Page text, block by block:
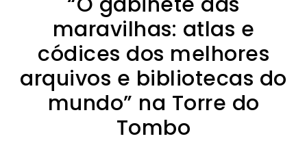
maravilhas: atlas e
códices dos melhores
arquivos e bibliotecas do
mundo” na Torre do
Tombo